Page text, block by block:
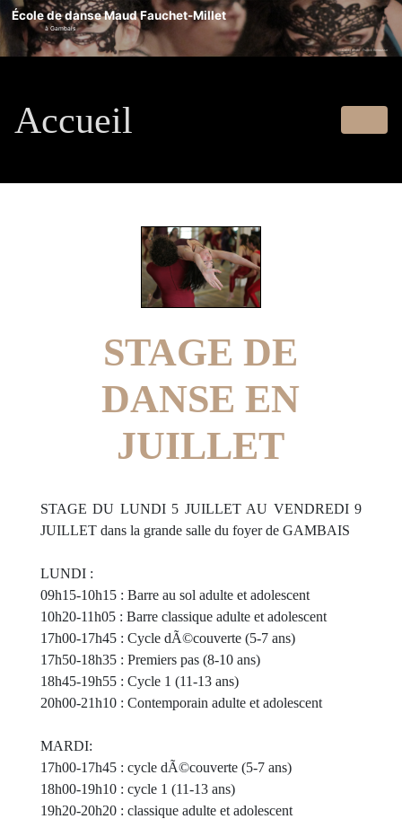
École de danse Maud Fauchet-Millet
à Gambais
Crédit photo : Franck Benausse
Accueil
STAGE DE
DANSE EN
JUILLET
STAGE DU LUNDI 5 JUILLET AU VENDREDI 9
JUILLET dans la grande salle du foyer de GAMBAIS
LUNDI :
09h15-10h15 : Barre au sol adulte et adolescent
10h20-11h05 : Barre classique adulte et adolescent
17h00-17h45 : Cycle dÃ©couverte (5-7 ans)
17h50-18h35 : Premiers pas (8-10 ans)
18h45-19h55 : Cycle 1 (11-13 ans)
20h00-21h10 : Contemporain adulte et adolescent
MARDI:
17h00-17h45 : cycle dÃ©couverte (5-7 ans)
18h00-19h10 : cycle 1 (11-13 ans)
19h20-20h20 : classique adulte et adolescent